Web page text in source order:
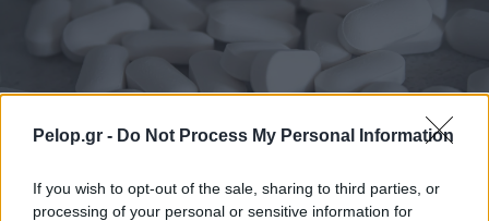
Pelop.gr - Do Not Process My Personal Information
If you wish to opt-out of the sale, sharing to third parties, or
processing of your personal or sensitive information for
Το «αθώο» συμπλήρωμα που μπορεί να βλάψει το
συκώτι